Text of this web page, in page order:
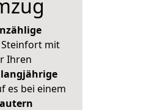
mit
Ihren
langjährige
es bei einem